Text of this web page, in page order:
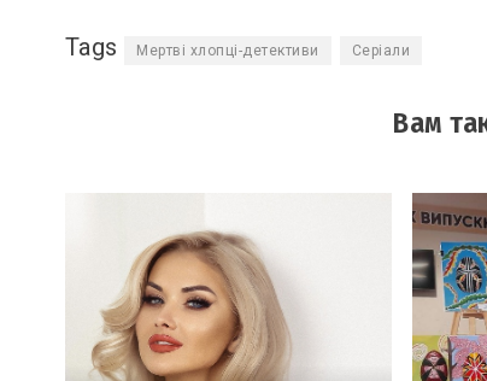
Tags Мертві хлопці-детективи Серіали
Вам